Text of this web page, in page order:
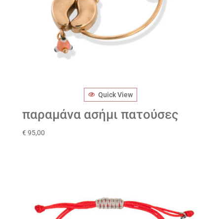
Quick View
παραμάνα ασήμι πατούσες
€ 95,00